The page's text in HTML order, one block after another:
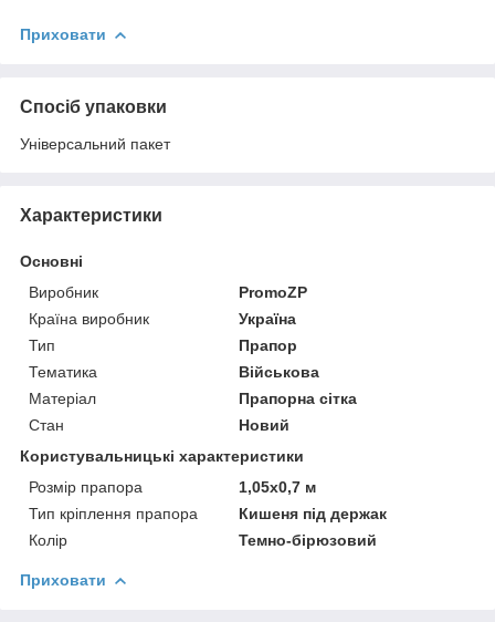
Приховати
Спосіб упаковки
Універсальний пакет
Характеристики
Основні
Виробник
PromoZP
Країна виробник
Україна
Тип
Прапор
Тематика
Військова
Матеріал
Прапорна сітка
Стан
Новий
Користувальницькі характеристики
Розмір прапора
1,05х0,7 м
Тип кріплення прапора
Кишеня під держак
Колір
Темно-бірюзовий
Приховати